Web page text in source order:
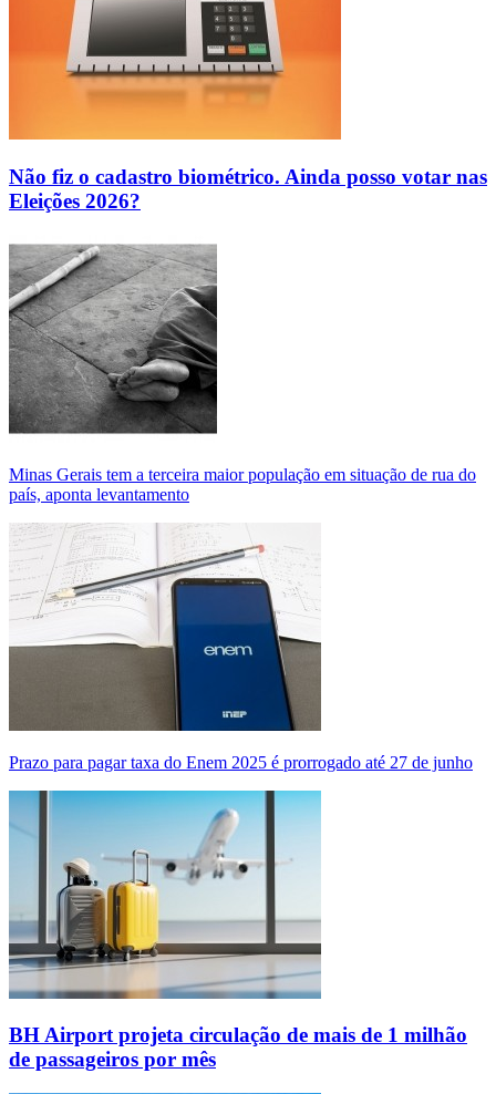
Não fiz o cadastro biométrico. Ainda posso votar nas
Eleições 2026?
Minas Gerais tem a terceira maior população em situação de rua do
país, aponta levantamento
Prazo para pagar taxa do Enem 2025 é prorrogado até 27 de junho
BH Airport projeta circulação de mais de 1 milhão
de passageiros por mês